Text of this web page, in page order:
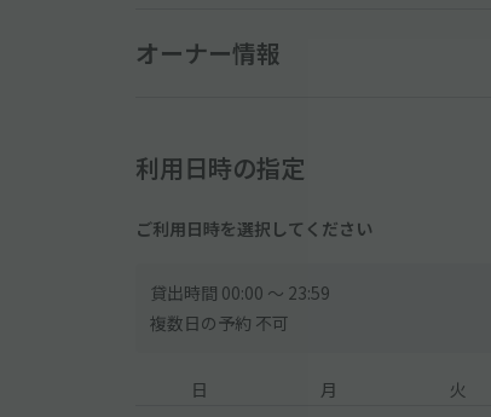
オーナー情報
利用日時の指定
ご利用日時を選択してください
貸出時間 00:00 〜 23:59
複数日の予約 不可
日 月 火